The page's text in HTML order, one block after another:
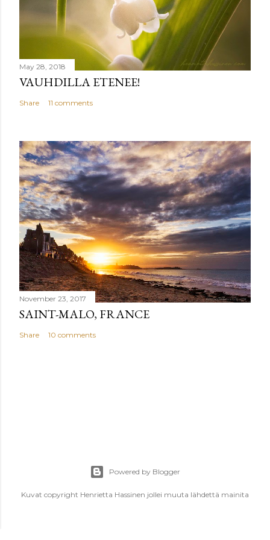
May 28, 2018
VAUHDILLA ETENEE!
Share 11 comments
November 23, 2017
SAINT-MALO, FRANCE
Share 10 comments
Powered by Blogger
Kuvat copyright Henrietta Hassinen jollei muuta lähdettä mainita